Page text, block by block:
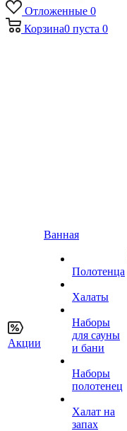
Отложенные 0
Корзина0 пуста 0
Акции
Ванная
Полотенца
Халаты
Наборы
для сауны
и бани
Наборы
полотенец
Халат на
запах